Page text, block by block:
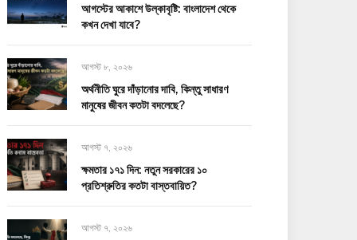
আগস্টের আকাশে উল্কাবৃষ্টি: বাংলাদেশ থেকে
কখন দেখা যাবে?
আগস্ট ৮, ২০২৬
অর্থনীতি ঘুরে দাঁড়ানোর দাবি, কিন্তু সাধারণ
মানুষের জীবন কতটা বদলেছে?
আগস্ট ৭, ২০২৬
ক্ষমতার ১৭১ দিন: নতুন সরকারের ১০
প্রতিশ্রুতির কতটা বাস্তবায়িত?
আগস্ট ৭, ২০২৬